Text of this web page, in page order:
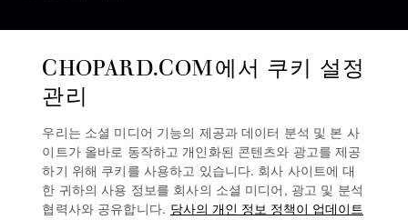
뉴스레터 구독
CHOPARD.COM에서 쿠키 설정
관리
우리는 소셜 미디어 기능의 제공과 데이터 분석 및 본 사
이트가 올바로 동작하고 개인화된 콘텐츠와 광고를 제공
하기 위해 쿠키를 사용하고 있습니다. 회사 사이트에 대
한 귀하의 사용 정보를 회사의 소셜 미디어, 광고 및 분석
협력사와 공유합니다. 당사의 개인 정보 정책이 업데이트